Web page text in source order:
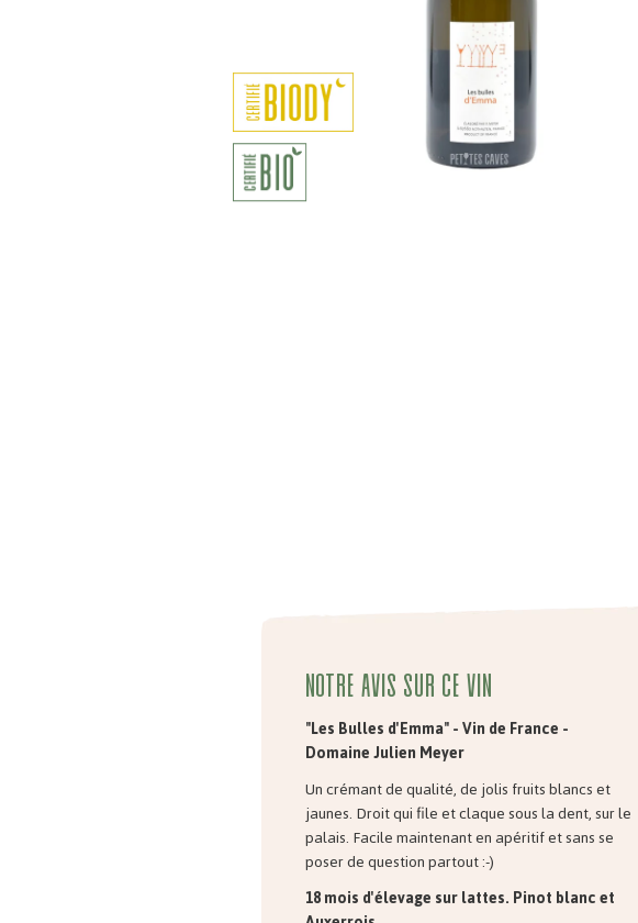
Notre avis sur ce vin
"Les Bulles d'Emma" - Vin de France -
Domaine Julien Meyer
Un crémant de qualité, de jolis fruits blancs et
jaunes. Droit qui file et claque sous la dent, sur le
palais. Facile maintenant en apéritif et sans se
poser de question partout :-)
18 mois d'élevage sur lattes. Pinot blanc et